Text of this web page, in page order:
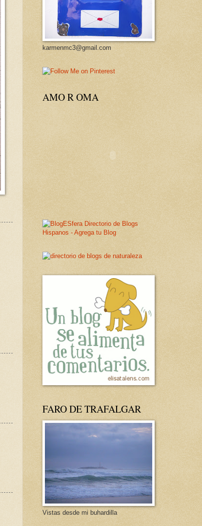
karmenmc3@gmail.com
AMO R OMA
FARO DE TRAFALGAR
Vistas desde mi buhardilla